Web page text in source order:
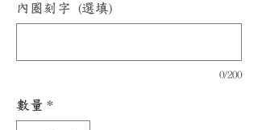
內圈刻字 (選填)
0/200
數量 *